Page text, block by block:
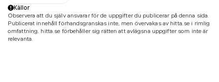
Källor
Observera att du själv ansvarar för de uppgifter du publicerar på denna sida.
Publicerat innehåll förhandsgranskas inte, men övervakas av hitta.se i rimlig
omfattning. hitta.se förbehåller sig rätten att avlägsna uppgifter som inte är
relevanta.